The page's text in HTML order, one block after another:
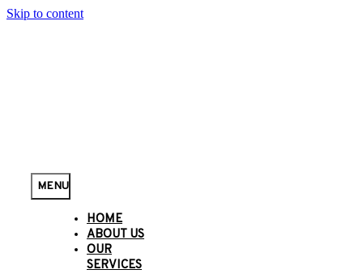
Skip to content
MENU
HOME
ABOUT US
OUR
SERVICES